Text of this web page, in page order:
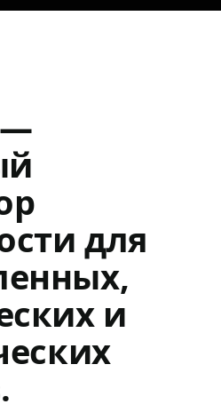
—
для
и